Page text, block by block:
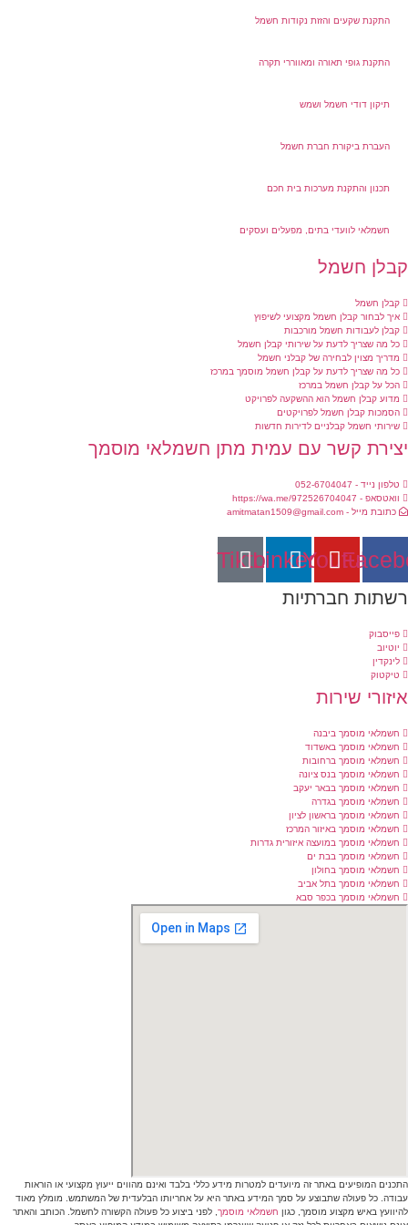
התקנת שקעים והזזת נקודות חשמל
התקנת גופי תאורה ומאווררי תקרה
תיקון דודי חשמל ושמש
העברת ביקורת חברת חשמל
תכנון והתקנת מערכות בית חכם
חשמלאי לוועדי בתים, מפעלים ועסקים
חשמל
קבלן חשמל
איך לבחור קבלן חשמל מקצועי לשיפוץ
קבלן לעבודות חשמל מורכבות
כל מה שצריך לדעת על שירותי קבלן חשמל
מדריך מצוין לבחירה של קבלני חשמל
כל מה שצריך לדעת על קבלן חשמל מוסמך במרכז
הכל על קבלן חשמל במרכז
מדוע קבלן חשמל הוא ההשקעה לפרויקט
הסמכות קבלן חשמל לפרויקטים
שירותי חשמל קבלניים לדירות חדשות
קשר עם עמית מתן חשמלאי מוסמך
טלפון נייד - 052-6704047
וואטסאפ - https://wa.me/972526704047
כתובת מייל - amitmatan1509@gmail.com
Youtube
Linkedin
Tiktok
חברתיות
פייסבוק
יוטיוב
לינקדין
טיקטוק
שירות
חשמלאי מוסמך ביבנה
חשמלאי מוסמך באשדוד
חשמלאי מוסמך ברחובות
חשמלאי מוסמך בנס ציונה
חשמלאי מוסמך בבאר יעקב
חשמלאי מוסמך בגדרה
חשמלאי מוסמך בראשון לציון
חשמלאי מוסמך באיזור המרכז
חשמלאי מוסמך במועצה איזורית גדרות
חשמלאי מוסמך בבת ים
חשמלאי מוסמך בחולון
חשמלאי מוסמך בתל אביב
חשמלאי מוסמך בכפר סבא
המופיעים באתר זה מיועדים למטרות מידע כללי בלבד ואינם מהווים ייעוץ מקצועי או הוראות
כל פעולה שתבוצע על סמך המידע באתר היא על אחריותו הבלעדית של המשתמש. מומלץ מאוד
באיש מקצוע מוסמך, כגון חשמלאי מוסמך, לפני ביצוע כל פעולה הקשורה לחשמל. הכותב והאתר